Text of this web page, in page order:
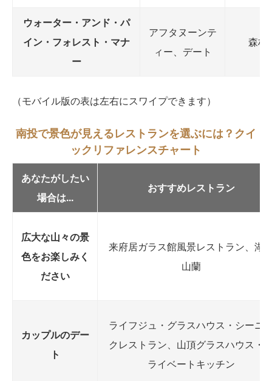
ウォーター・アンド・パ
イン・フォレスト・マナ
ー
アフタヌーンテ
ィー、デート
森林
（モバイル版の表は左右にスワイプできます）
南投で景色が見えるレストランを選ぶには？クイ
ックリファレンスチャート
あなたがしたい
場合は...
おすすめレストラン
広大な山々の景
色をお楽しみく
ださい
来府居ガラス館風景レストラン、湖
山蘭
カップルのデー
ト
ライフジュ・グラスハウス・シーニ
クレストラン、山頂グラスハウス・
ライベートキッチン